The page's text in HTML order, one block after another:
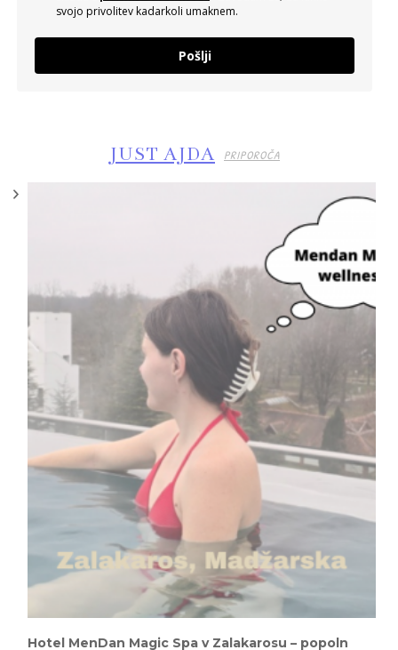
svojo privolitev kadarkoli umaknem.
Pošlji
JUST AJDA PRIPOROČA
Hotel MenDan Magic Spa v Zalakarosu – popoln